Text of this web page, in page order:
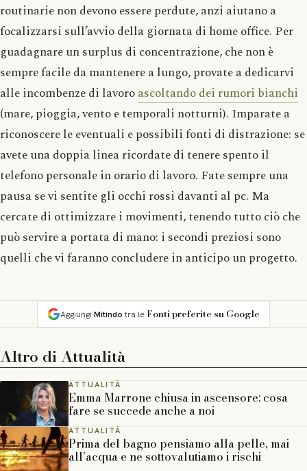
routinarie non devono essere perdute, anzi aiutano a
focalizzarsi sull’avvio della giornata di home office. Per
guadagnare un surplus di concentrazione, che non è
sempre facile da mantenere a lungo, provate a dedicarvi
alle incombenze di lavoroascoltando dei rumori bianchi
(mare, pioggia, vento e temporali notturni). Imparate a
riconoscere le eventuali e possibili fonti di distrazione: se
avete una doppia linea ricordate di tenere spento il
telefono personale in orario di lavoro. Fate sempre una
pausa se vi sentite gli occhi rossi davanti al pc. Ma
cercate di ottimizzare i movimenti, tenendo tutto ciò che
può servire a portata di mano: i secondi preziosi sono
quelli che vi faranno concludere in anticipo un progetto.
Aggiungi Mitindotra le Fonti preferite su Google
Altro di Attualità
ATTUALITÀ
Emma Marrone chiusa in ascensore: cosa
fare se succede anche a noi
ATTUALITÀ
Prima del bagno pensiamo alla pelle, mai
all’acqua e ne sottovalutiamo i rischi